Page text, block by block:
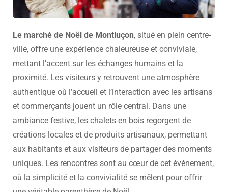
Le marché de Noël de Montluçon, situé en plein centre-
ville, offre une expérience chaleureuse et conviviale,
mettant l’accent sur les échanges humains et la
proximité. Les visiteurs y retrouvent une atmosphère
authentique où l’accueil et l’interaction avec les artisans
et commerçants jouent un rôle central. Dans une
ambiance festive, les chalets en bois regorgent de
créations locales et de produits artisanaux, permettant
aux habitants et aux visiteurs de partager des moments
uniques. Les rencontres sont au cœur de cet événement,
où la simplicité et la convivialité se mêlent pour offrir